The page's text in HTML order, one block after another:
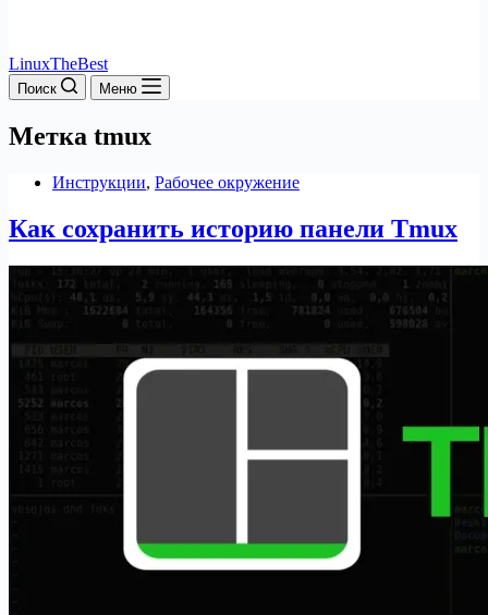
LinuxTheBest
Поиск Меню
Метка tmux
Инструкции, Рабочее окружение
Как сохранить историю панели Tmux